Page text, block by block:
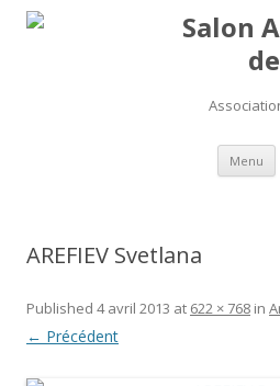
Salon
Menu
AREFIEV Svetlana
Published 4 avril 2013 at 622 × 768 in
← Précédent